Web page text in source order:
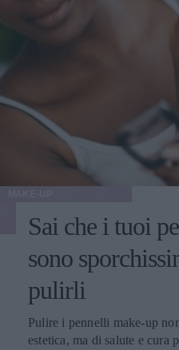
qualunque tipo di intervento
Sai che i tuoi
sono
pulirli
Pulire i pennelli make-up
estetica, ma di salute e cura